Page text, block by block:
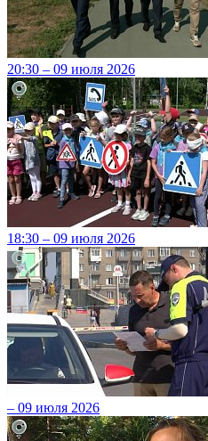
20:30 – 09 июля 2026
18:30 – 09 июля 2026
– 09 июля 2026